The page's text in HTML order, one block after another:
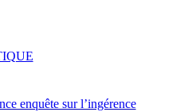
enquête sur l’ingérence